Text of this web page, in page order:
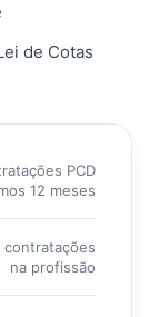
de Cotas
PCD
12 meses
na profissão